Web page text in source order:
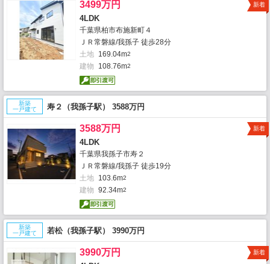
3499万円
4LDK
千葉県柏市布施新町４
ＪＲ常磐線/我孫子 徒歩28分
土地 169.04m2
建物 108.76m2
新着
新築
一戸建て
寿２（我孫子駅） 3588万円
3588万円
4LDK
千葉県我孫子市寿２
ＪＲ常磐線/我孫子 徒歩19分
土地 103.6m2
建物 92.34m2
新着
新築
一戸建て
若松（我孫子駅） 3990万円
3990万円 新着